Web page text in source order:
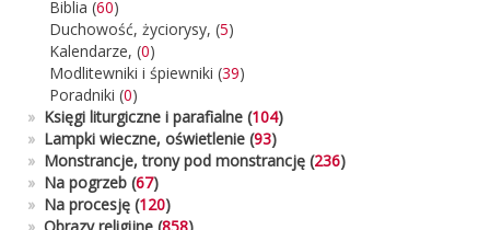
Biblia (60)
Duchowość, życiorysy, (5)
Kalendarze, (0)
Modlitewniki i śpiewniki (39)
Poradniki (0)
» Księgi liturgiczne i parafialne (104)
» Lampki wieczne, oświetlenie (93)
» Monstrancje, trony pod monstrancję (236)
» Na pogrzeb (67)
» Na procesję (120)